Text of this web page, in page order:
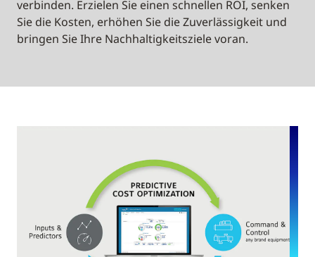
verbinden. Erzielen Sie einen schnellen ROI, senken
Sie die Kosten, erhöhen Sie die Zuverlässigkeit und
bringen Sie Ihre Nachhaltigkeitsziele voran.